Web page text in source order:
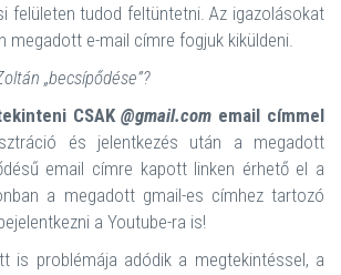
felületen tudod feltüntetni. Az igazolásokat
megadott e-mail címre fogjuk kiküldeni.
„becsípődése”?
CSAK@gmail.com email címmel
és jelentkezés után a megadott
email címre kapott linken érhető el a
a megadott gmail-es címhez tartozó
a Youtube-ra is!
is problémája adódik a megtekintéssel, a